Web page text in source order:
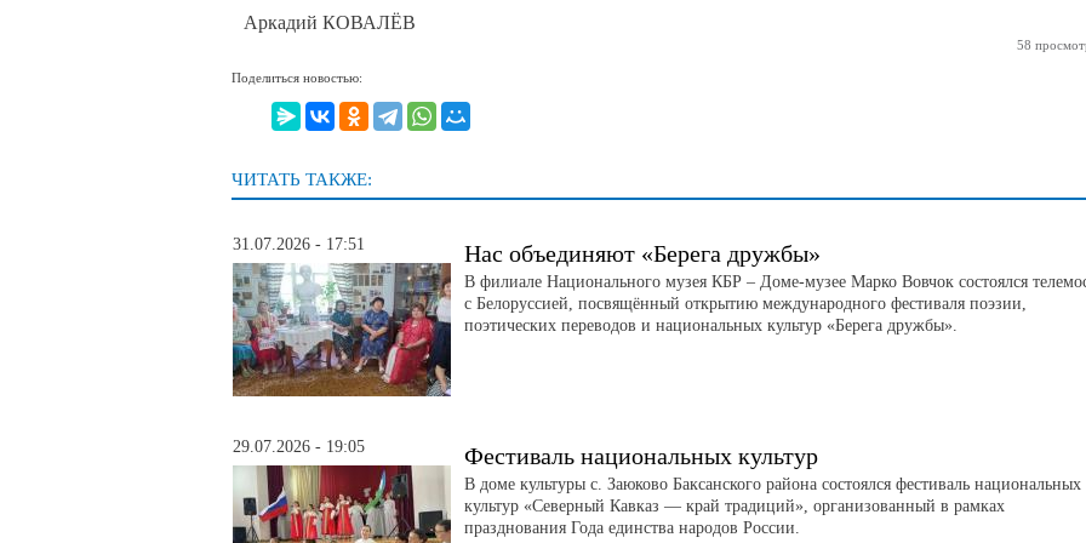
Аркадий КОВАЛЁВ
58
Поделиться новостью:
ЧИТАТЬ ТАКЖЕ:
31.07.2026 - 17:51 Нас объединяют «Берега дружбы»
В филиале Национального музея КБР – Доме-музее Марко Вовчок состоялся
с Белоруссией, посвящённый открытию международного фестиваля поэзии,
поэтических переводов и национальных культур «Берега дружбы».
29.07.2026 - 19:05 Фестиваль национальных культур
В доме культуры с. Заюково Баксанского района состоялся фестиваль национальных
культур «Северный Кавказ — край традиций», организованный в рамках
празднования Года единства народов России.